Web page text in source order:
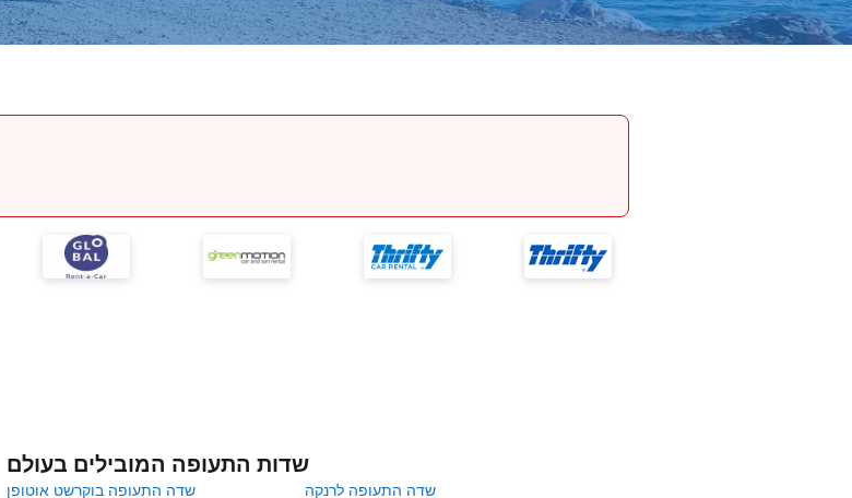
שדות התעופה המובילים בעולם
שדה התעופה בוקרשט אוטופן שדה התעופה לרנקה